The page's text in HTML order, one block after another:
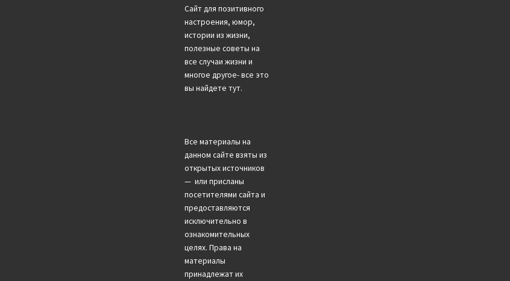
Сайт для позитивного
настроения, юмор,
истории из жизни,
полезные советы на
все случаи жизни и
многое другое- все это
вы найдете тут.
Все материалы на
данном сайте взяты из
открытых источников
— или присланы
посетителями сайта и
предоставляются
исключительно в
ознакомительных
целях. Права на
материалы
принадлежат их